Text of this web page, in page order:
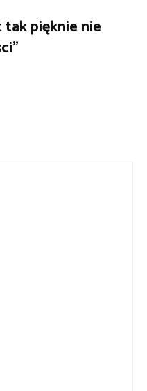
pięknie nie